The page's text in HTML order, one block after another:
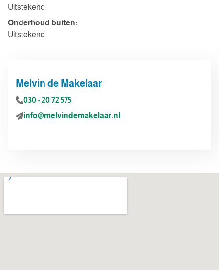
Uitstekend
Onderhoud buiten:
Uitstekend
Melvin de Makelaar
030 - 20 72 575
info@melvindemakelaar.nl